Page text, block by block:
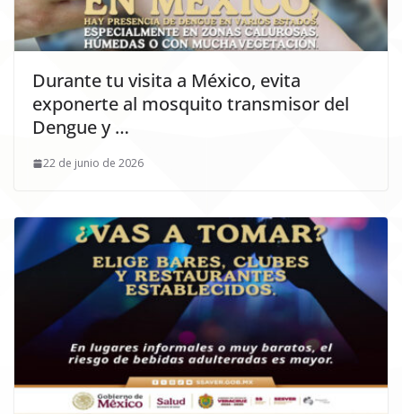
Durante tu visita a México, evita
exponerte al mosquito transmisor del
Dengue y …
22 de junio de 2026